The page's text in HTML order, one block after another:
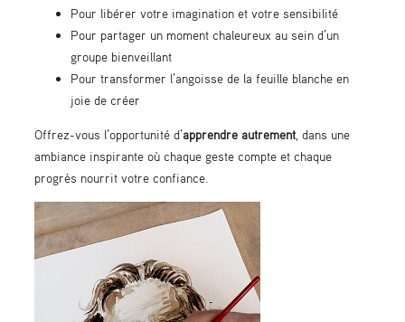
Pour libérer votre imagination et votre sensibilité
Pour partager un moment chaleureux au sein d’un
groupe bienveillant
Pour transformer l’angoisse de la feuille blanche en
joie de créer
Offrez-vous l’opportunité d’apprendre autrement , dans une
ambiance inspirante où chaque geste compte et chaque
progrès nourrit votre confiance.